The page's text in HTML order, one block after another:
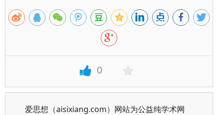
0
爱思想（aisixiang.com）网站为公益纯学术网